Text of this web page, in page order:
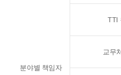
분야별 책임자
TTI
교무